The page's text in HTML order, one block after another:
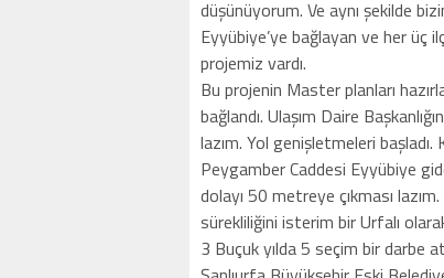
düşünüyorum. Ve aynı şekilde
Eyyübiye’ye bağlayan ve her üç
projemiz vardı.
Bu projenin Master planları
bağlandı. Ulaşım Daire
lazım. Yol genişletmeleri
Peygamber Caddesi Eyyübiye
dolayı 50 metreye çıkması
sürekliliğini isterim bir Urfalı
3 Buçuk yılda 5 seçim bir darbe